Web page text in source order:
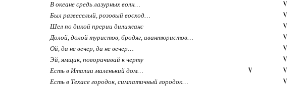
В океане средь лазурных волн…
Был развеселый, розовый восход…
Шел по дикой прерии дилижанс
Долой, долой туристов, бродяг, авантюристов…
Ой, да не вечер, да не вечер…
Эй, ямщик, поворачивай к черту
Есть в Италии маленький дом…
Есть в Техасе городок, симпатичный городок…